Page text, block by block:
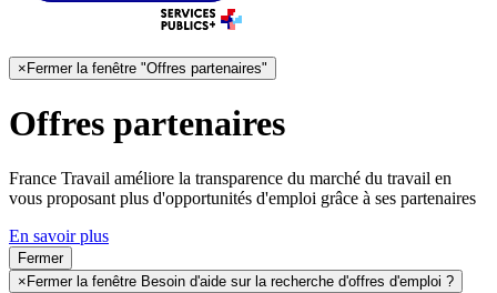
× Fermer la fenêtre "Offres partenaires"
Offres partenaires
France Travail améliore la transparence du marché du travail en
vous proposant plus d'opportunités d'emploi grâce à ses partenaires
En savoir plus
Fermer
× Fermer la fenêtre Besoin d'aide sur la recherche d'offres d'emploi ?